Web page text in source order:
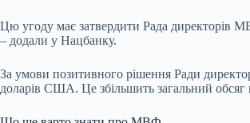
Цю угоду має затвердити Рада директорів
– додали у Нацбанку.
За умови позитивного рішення Ради
доларів США. Це збільшить загальний